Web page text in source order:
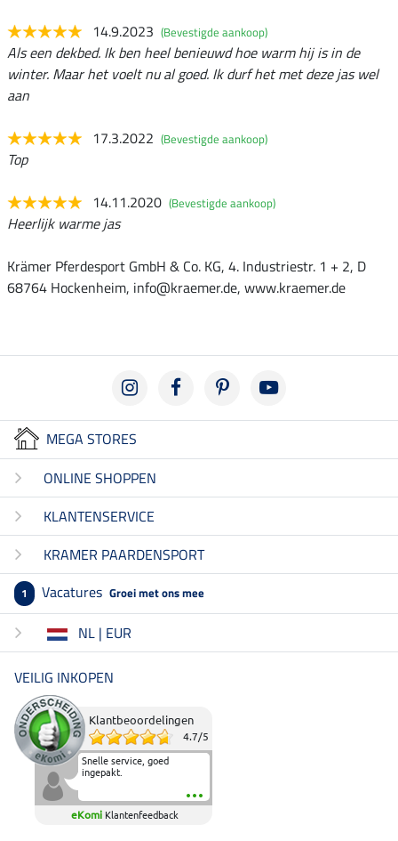
14.9.2023 (Bevestigde aankoop)
Als een dekbed. Ik ben heel benieuwd hoe warm hij is in de
winter. Maar het voelt nu al goed. Ik durf het met deze jas wel
aan
17.3.2022 (Bevestigde aankoop)
Top
14.11.2020 (Bevestigde aankoop)
Heerlijk warme jas
Krämer Pferdesport GmbH & Co. KG, 4. Industriestr. 1 + 2, D
68764 Hockenheim, info@kraemer.de, www.kraemer.de
MEGA STORES
ONLINE SHOPPEN
KLANTENSERVICE
KRAMER PAARDENSPORT
1 Vacatures Groei met ons mee
NL | EUR
VEILIG INKOPEN
Klantbeoordelingen
4.7/5
Snelle service, goed
ingepakt.
eKomi Klantenfeedback